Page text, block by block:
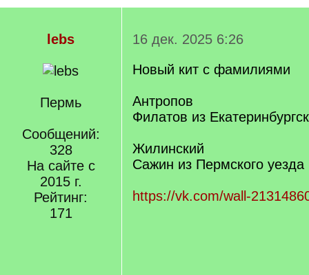
lebs
Пермь
Сообщений:
328
На сайте с
2015 г.
Рейтинг:
171
16 дек. 2025 6:26
Новый кит с фамилиями
Антропов
Филатов из
Жилинский
Сажин из Пермского уезда
https://vk.com/wall-